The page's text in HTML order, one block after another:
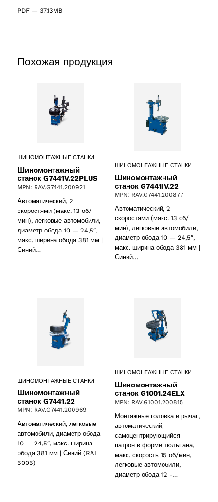
PDF — 37.13MB
Похожая продукция
ШИНОМОНТАЖНЫЕ СТАНКИ
Шиномонтажный
станок G7441V.22PLUS
MPN: RAV.G7441.200921
Автоматический, 2
скоростями (макс. 13 об/
мин), легковые автомобили,
диаметр обода 10 — 24,5″,
макс. ширина обода 381 мм |
Синий…
ШИНОМОНТАЖНЫЕ СТАНКИ
Шиномонтажный
станок G7441IV.22
MPN: RAV.G7441.200877
Автоматический, 2
скоростями (макс. 13 об/
мин), легковые автомобили,
диаметр обода 10 — 24,5″,
макс. ширина обода 381 мм |
Синий…
ШИНОМОНТАЖНЫЕ СТАНКИ
Шиномонтажный
станок G7441.22
MPN: RAV.G7441.200969
Автоматический, легковые
автомобили, диаметр обода
10 — 24,5″, макс. ширина
обода 381 мм | Синий (RAL
5005)
ШИНОМОНТАЖНЫЕ СТАНКИ
Шиномонтажный
станок G1001.24ELX
MPN: RAV.G1001.200815
Монтажные головка и рычаг,
автоматический,
самоцентрирующийся
патрон в форме тюльпана,
макс. скорость 15 об/мин,
легковые автомобили,
диаметр обода 12 -…